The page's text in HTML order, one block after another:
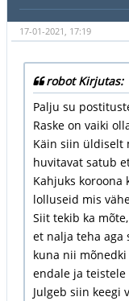
17-01-2021, 17:19
robot Kirjutas:
Palju su
Raske on vaiki
Käin siin üldiselt
huvitavat satub
Kahjuks
lolluseid mis
Siit tekib ka
et nalja teha aga
kuna nii
endale ja
Julgeb siin keegi